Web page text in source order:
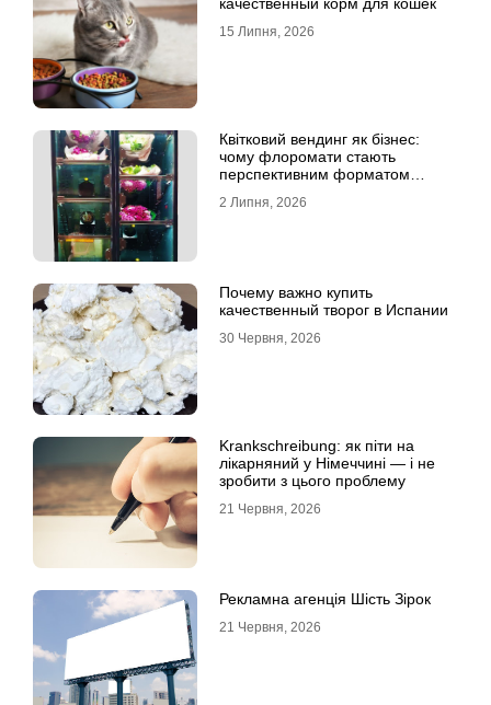
15 Липня, 2026
Квітковий вендинг як бізнес:
чому флоромати стають
перспективним форматом
2 Липня, 2026
Почему важно купить
качественный творог в Испании
30 Червня, 2026
Krankschreibung: як піти на
лікарняний у Німеччині — і не
зробити з цього проблему
21 Червня, 2026
Рекламна агенція Шість Зірок
21 Червня, 2026